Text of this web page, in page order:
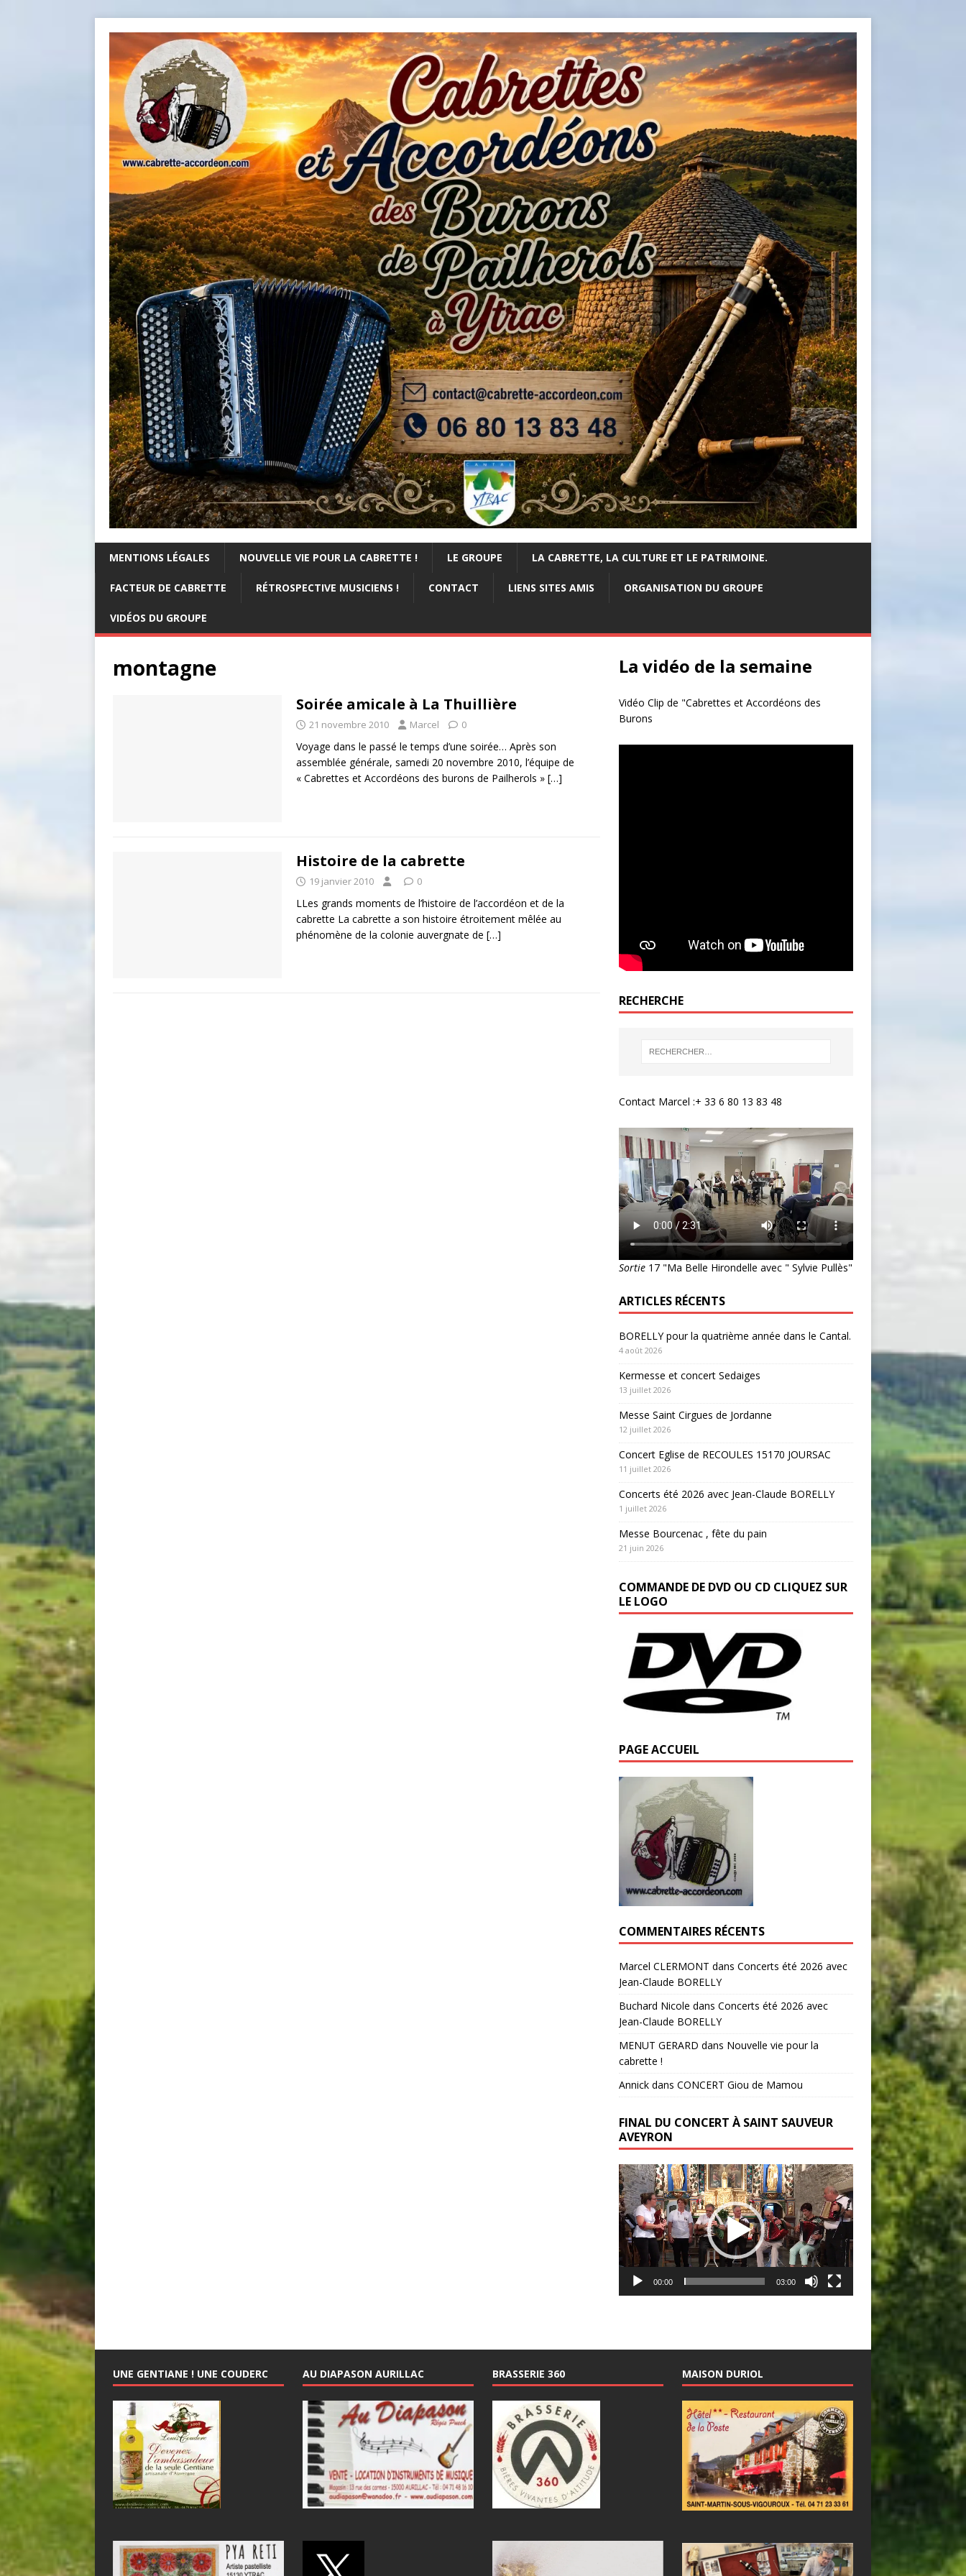
MENTIONS LÉGALES NOUVELLE VIE POUR LA CABRETTE ! LE GROUPE LA CABRETTE, LA CULTURE ET LE PATRIMOINE.
FACTEUR DE CABRETTE RÉTROSPECTIVE MUSICIENS ! CONTACT LIENS SITES AMIS ORGANISATION DU GROUPE
VIDÉOS DU GROUPE
montagne
Soirée amicale à La Thuillière
21 novembre 2010 Marcel 0
Voyage dans le passé le temps d’une soirée… Après son
assemblée générale, samedi 20 novembre 2010, l’équipe de
« Cabrettes et Accordéons des burons de Pailherols » […]
Histoire de la cabrette
19 janvier 2010 0
LLes grands moments de l’histoire de l’accordéon et de la
cabrette La cabrette a son histoire étroitement mêlée au
phénomène de la colonie auvergnate de […]
La vidéo de la semaine
Vidéo Clip de "Cabrettes et Accordéons des
Burons
RECHERCHE
Contact Marcel :+ 33 6 80 13 83 48
Sortie 17 "Ma Belle Hirondelle avec " Sylvie Pullès"
ARTICLES RÉCENTS
BORELLY pour la quatrième année dans le Cantal.
4 août 2026
Kermesse et concert Sedaiges
13 juillet 2026
Messe Saint Cirgues de Jordanne
12 juillet 2026
Concert Eglise de RECOULES 15170 JOURSAC
11 juillet 2026
Concerts été 2026 avec Jean-Claude BORELLY
1 juillet 2026
Messe Bourcenac , fête du pain
21 juin 2026
COMMANDE DE DVD OU CD CLIQUEZ SUR
LE LOGO
PAGE ACCUEIL
COMMENTAIRES RÉCENTS
Marcel CLERMONT dans Concerts été 2026 avec
Jean-Claude BORELLY
Buchard Nicole dans Concerts été 2026 avec
Jean-Claude BORELLY
MENUT GERARD dans Nouvelle vie pour la
cabrette !
Annickdans CONCERT Giou de Mamou
FINAL DU CONCERT À SAINT SAUVEUR
AVEYRON
Lecteur
vidéo
00:00 03:00
UNE GENTIANE ! UNE COUDERC AU DIAPASON AURILLAC BRASSERIE 360 MAISON DURIOL